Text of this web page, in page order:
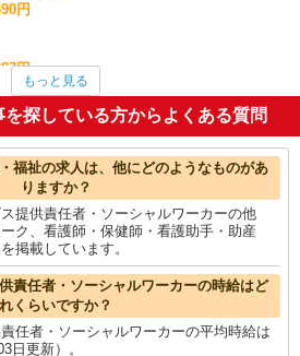
円
円
産師 1,256円
給を見る
もっと見る
探している方からよくある質問
福祉の求人は、他にどのようなものがあ
りますか？
提供責任者・ソーシャルワーカーの他
ク、看護師・保健師・看護助手・助産
掲載しています。
責任者・ソーシャルワーカーの時給はど
れくらいですか？
任者・ソーシャルワーカーの平均時給は
日更新）。